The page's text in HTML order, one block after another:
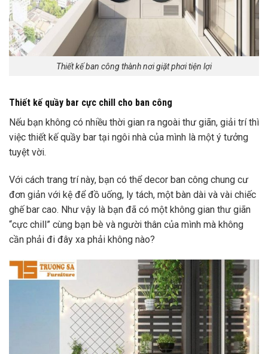
Thiết kế ban công thành nơi giặt phơi tiện lợi
Thiết kế quầy bar cực chill cho ban công
Nếu bạn không có nhiều thời gian ra ngoài thư giãn, giải trí thì
việc thiết kế quầy bar tại ngôi nhà của mình là một ý tưởng
tuyệt vời.
Với cách trang trí này, bạn có thểdecor ban công chung cư
đơn giản với kệ để đồ uống, ly tách, một bàn dài và vài chiếc
ghế bar cao. Như vậy là bạn đã có một không gian thư giãn
“cực chill” cùng bạn bè và người thân của mình mà không
cần phải đi đây xa phải không nào?